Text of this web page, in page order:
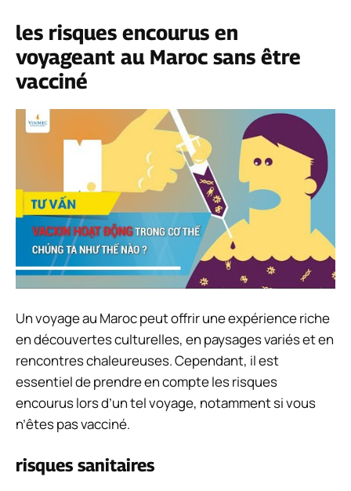
les risques encourus en
voyageant au Maroc sans être
vacciné
Un voyage au Maroc peut offrir une expérience riche
en découvertes culturelles, en paysages variés et en
rencontres chaleureuses. Cependant, il est
essentiel de prendre en compte les risques
encourus lors d’un tel voyage, notamment si vous
n’êtes pas vacciné.
risques sanitaires